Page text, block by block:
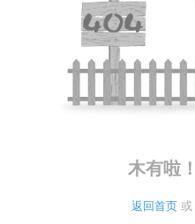
木有啦！
返回首页 或